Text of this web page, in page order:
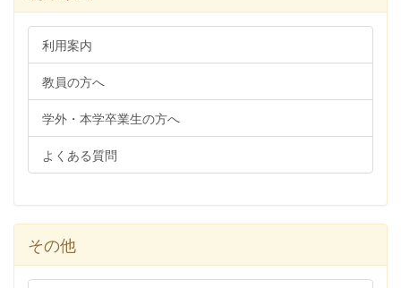
利用案内
教員の方へ
学外・本学卒業生の方へ
よくある質問
その他